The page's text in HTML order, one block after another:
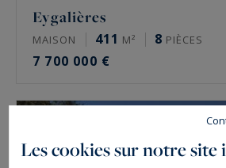
Eygalières
MAISON 411 M² 8 PIÈCES
7 700 000 €
Les cookies sur notre